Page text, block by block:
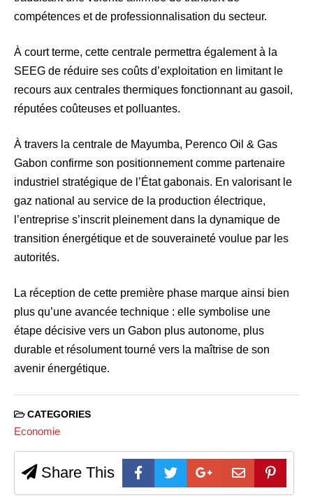
compétences et de professionnalisation du secteur.
À court terme, cette centrale permettra également à la
SEEG de réduire ses coûts d’exploitation en limitant le
recours aux centrales thermiques fonctionnant au gasoil,
réputées coûteuses et polluantes.
À travers la centrale de Mayumba, Perenco Oil & Gas
Gabon confirme son positionnement comme partenaire
industriel stratégique de l’État gabonais. En valorisant le
gaz national au service de la production électrique,
l’entreprise s’inscrit pleinement dans la dynamique de
transition énergétique et de souveraineté voulue par les
autorités.
La réception de cette première phase marque ainsi bien
plus qu’une avancée technique : elle symbolise une
étape décisive vers un Gabon plus autonome, plus
durable et résolument tourné vers la maîtrise de son
avenir énergétique.
CATEGORIES
Economie
Share This